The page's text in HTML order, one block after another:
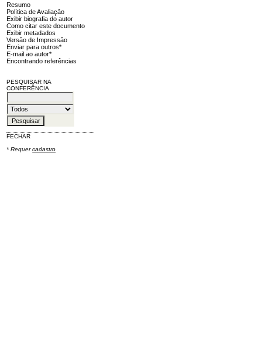
Resumo
Política de Avaliação
Exibir biografia do autor
Como citar este documento
Exibir metadados
Versão de Impressão
Enviar para outros*
E-mail ao autor*
Encontrando referências
PESQUISAR NA
CONFERÊNCIA
FECHAR
* Requercadastro